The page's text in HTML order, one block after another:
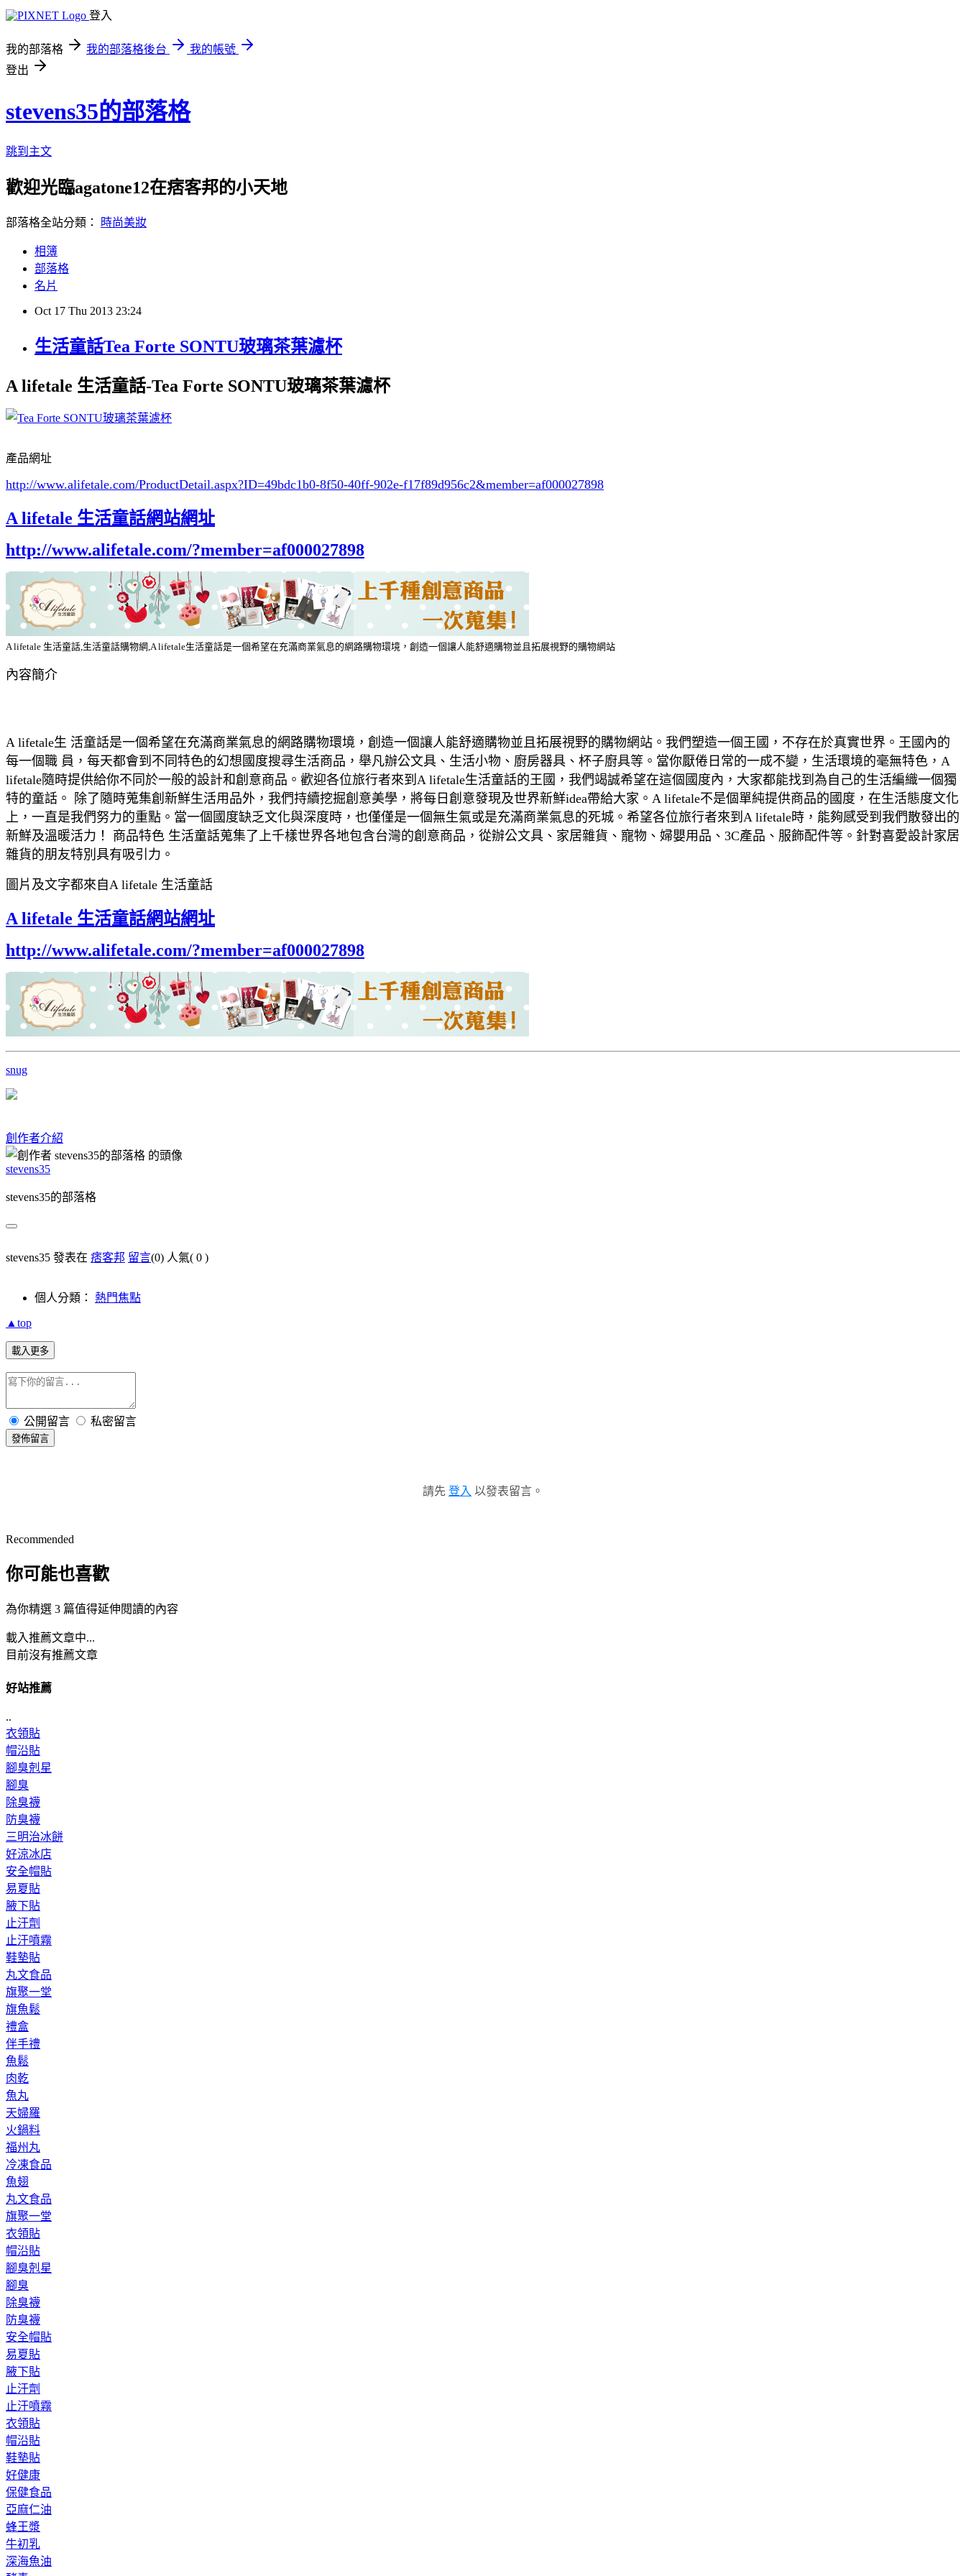
登入
我的部落格 我的部落格後台
我的帳號
登出
stevens35的部落格
跳到主文
歡迎光臨agatone12在痞客邦的小天地
部落格全站分類： 時尚美妝
相簿
部落格
名片
Oct 17 Thu 2013 23:24
生活童話Tea Forte SONTU玻璃茶葉濾杯
A lifetale 生活童話-Tea Forte SONTU玻璃茶葉濾杯
產品網址
http://www.alifetale.com/ProductDetail.aspx?ID=49bdc1b0-8f50-40ff-902e-f17f89d956c2&member=af000027898
A lifetale 生活童話網站網址
http://www.alifetale.com/?member=af000027898
A lifetale 生活童話,生活童話購物網,A lifetale生活童話是一個希望在充滿商業氣息的網路購物環境，創造一個讓人能舒適購物並且拓展視野的購物網站
內容簡介
A lifetale生 活童話是一個希望在充滿商業氣息的網路購物環境，創造一個讓人能舒適購物並且拓展視野的購物網站。我們塑造一個王國，不存在於真實世界。王國內的
每一個職 員，每天都會到不同特色的幻想國度搜尋生活商品，舉凡辦公文具、生活小物、廚房器具、杯子廚具等。當你厭倦日常的一成不變，生活環境的毫無特色，A
lifetale隨時提供給你不同於一般的設計和創意商品。歡迎各位旅行者來到A lifetale生活童話的王國，我們竭誠希望在這個國度內，大家都能找到為自己的生活編織一個獨
特的童話。 除了隨時蒐集創新鮮生活用品外，我們持續挖掘創意美學，將每日創意發現及世界新鮮idea帶給大家。A lifetale不是個單純提供商品的國度，在生活態度文化
上，一直是我們努力的重點。當一個國度缺乏文化與深度時，也僅僅是一個無生氣或是充滿商業氣息的死城。希望各位旅行者來到A lifetale時，能夠感受到我們散發出的
新鮮及溫暖活力！ 商品特色 生活童話蒐集了上千樣世界各地包含台灣的創意商品，從辦公文具、家居雜貨、寵物、婦嬰用品、3C產品、服飾配件等。針對喜愛設計家居
雜貨的朋友特別具有吸引力。
圖片及文字都來自A lifetale 生活童話
A lifetale 生活童話網站網址
http://www.alifetale.com/?member=af000027898
snug
創作者介紹
stevens35
stevens35的部落格
stevens35 發表在 痞客邦 留言(0) 人氣( 0 )
個人分類： 熱門焦點
▲top
載入更多
公開留言 私密留言
發佈留言
請先 登入 以發表留言。
Recommended
你可能也喜歡
為你精選 3 篇值得延伸閱讀的內容
載入推薦文章中...
目前沒有推薦文章
好站推薦
..
衣領貼
帽沿貼
腳臭剋星
腳臭
除臭襪
防臭襪
三明治冰餅
好涼冰店
安全帽貼
易夏貼
腋下貼
止汗劑
止汗噴霧
鞋墊貼
丸文食品
旗聚一堂
旗魚鬆
禮盒
伴手禮
魚鬆
肉乾
魚丸
天婦羅
火鍋料
福州丸
冷凍食品
魚翅
丸文食品
旗聚一堂
衣領貼
帽沿貼
腳臭剋星
腳臭
除臭襪
防臭襪
安全帽貼
易夏貼
腋下貼
止汗劑
止汗噴霧
衣領貼
帽沿貼
鞋墊貼
好健康
保健食品
亞麻仁油
蜂王漿
牛初乳
深海魚油